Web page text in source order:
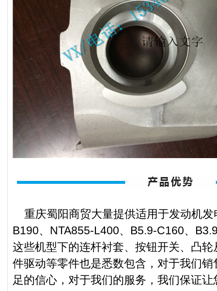
重庆蜀阳商贸大量提供适用于发动机发
B190、NTA855-L400、B5.9-C160、
这些机型下的连杆衬套、按钮开关、凸
件驱动等零件也是悉数包含，对于我们
足的信心，对于我们的服务，我们保证让